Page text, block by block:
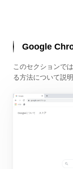
Google
このセクションで
る方法について説明